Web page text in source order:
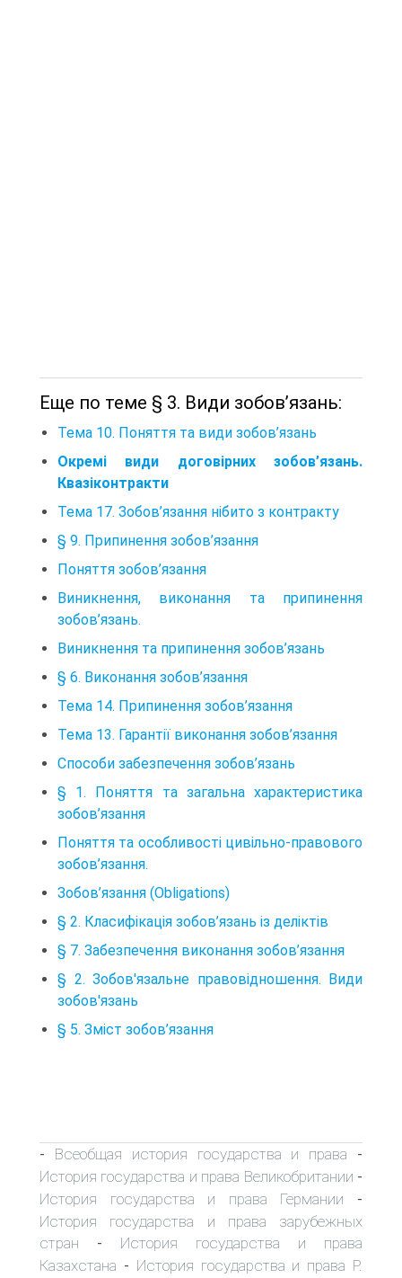
Еще по теме § 3. Види зобов’язань:
Тема 10. Поняття та види зобов’язань
Окремі види договірних зобов’язань.
Квазіконтракти
Тема 17. Зобов’язання нібито з контракту
§ 9. Припинення зобов’язання
Поняття зобов’язання
Виникнення, виконання та припинення
зобов’язань.
Виникнення та припинення зобов’язань
§ 6. Виконання зобов’язання
Тема 14. Припинення зобов’язання
Тема 13. Гарантії виконання зобов’язання
Способи забезпечення зобов’язань
§ 1. Поняття та загальна характеристика
зобов’язання
Поняття та особливості цивільно-правового
зобов’язання.
Зобов’язання (Obligations)
§ 2. Класифікація зобов’язань із деліктів
§ 7. Забезпечення виконання зобов’язання
§ 2. Зобов'язальне правовідношення. Види
зобов'язань
§ 5. Зміст зобов’язання
- Всеобщая история государства и права -
История государства и права Великобритании -
История государства и права Германии -
История государства и права зарубежных
стран - История государства и права
Казахстана - История государства и права Р.